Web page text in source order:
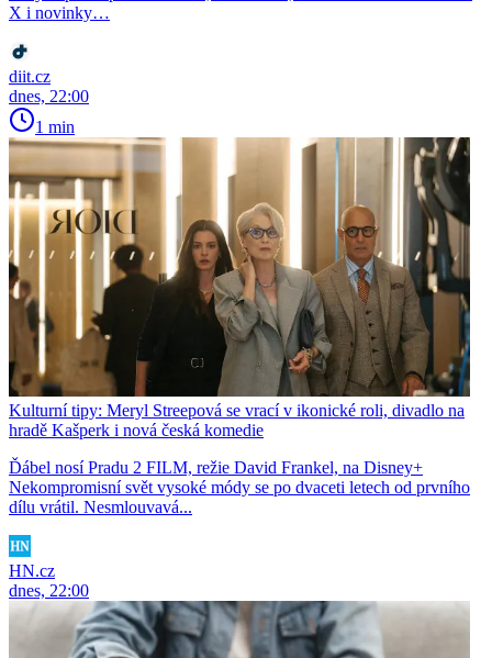
X i novinky…
diit.cz
dnes, 22:00
1 min
Kulturní tipy: Meryl Streepová se vrací v ikonické roli, divadlo na
hradě Kašperk i nová česká komedie
Ďábel nosí Pradu 2 FILM, režie David Frankel, na Disney+
Nekompromisní svět vysoké módy se po dvaceti letech od prvního
dílu vrátil. Nesmlouvavá...
HN.cz
dnes, 22:00